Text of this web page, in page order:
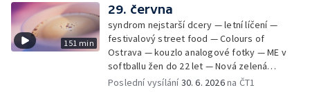
151 min
29. června
syndrom nejstarší dcery — letní líčení —
festivalový street food — Colours of
Ostrava — kouzlo analogové fotky — ME v
softballu žen do 22 let — Nová zelená
úsporám — Global Teacher Prize Czech
Poslední vysílání30. 6. 2026na ČT1